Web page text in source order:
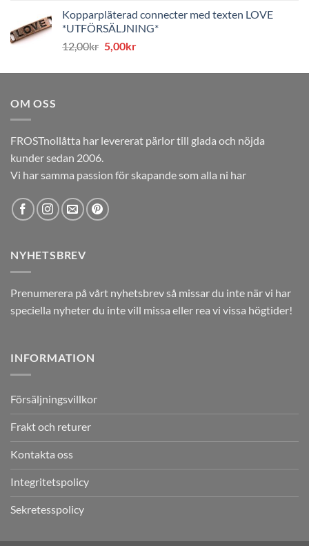
priset
var:
12,00kr.
priset
är:
5,00kr.
Kopparpläterad connecter med texten LOVE
*UTFÖRSÄLJNING*
12,00kr Det
priset
5,00krDet
priset
OM OSS
FROSTnollåtta har levererat pärlor till glada och nöjda
kunder sedan 2006.
Vi har samma passion för skapande som alla ni har
NYHETSBREV
Prenumerera på vårt nyhetsbrev så missar du inte när vi har
speciella nyheter du inte vill missa eller rea vi vissa högtider!
INFORMATION
Försäljningsvillkor
Frakt och returer
Kontakta oss
Integritetspolicy
Sekretesspolicy